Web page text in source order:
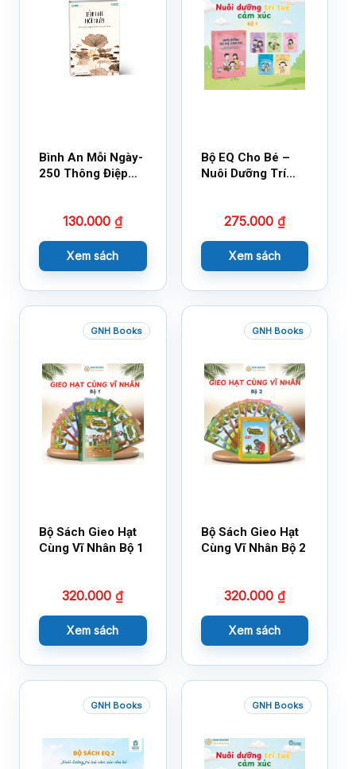
Bình An Mỗi Ngày-
250 Thông Điệp
130.000₫
Xem sách
Bộ EQ Cho Bé –
Nuôi Dưỡng Trí
275.000 ₫
Xem sách
GNH Books
Bộ Sách Gieo Hạt
Cùng Vĩ Nhân Bộ 1
320.000₫
Xem sách
GNH Books
Bộ Sách Gieo Hạt
Cùng Vĩ Nhân Bộ 2
320.000 ₫
Xem sách
GNH Books GNH Books